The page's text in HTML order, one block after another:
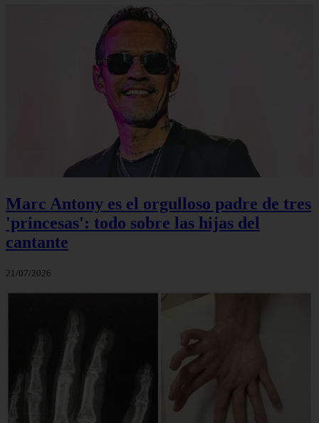
Marc Antony es el orgulloso padre de tres
'princesas': todo sobre las hijas del
cantante
21/07/2026